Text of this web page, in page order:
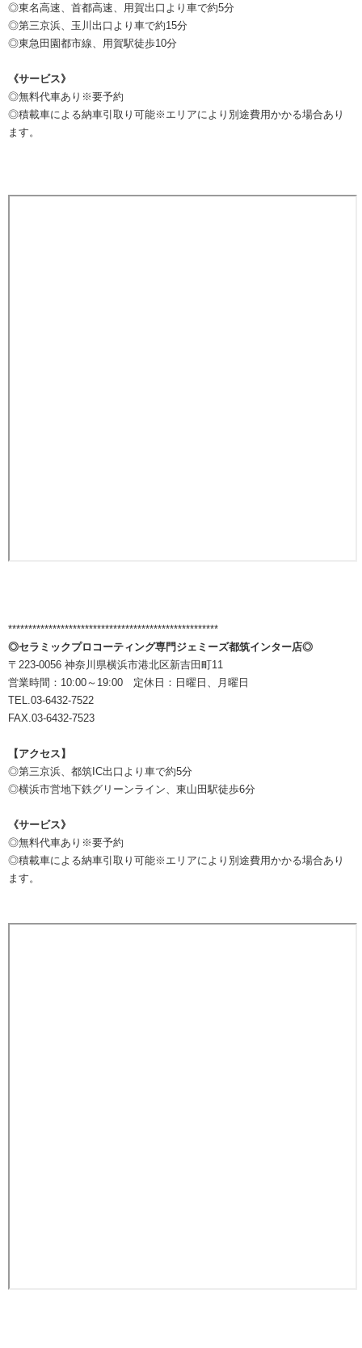
◎東名高速、首都高速、用賀出口より車で約5分
◎第三京浜、玉川出口より車で約15分
◎東急田園都市線、用賀駅徒歩10分
《サービス》
◎無料代車あり※要予約
◎積載車による納車引取り可能※エリアにより別途費用かかる場合あり
ます。
****************************************************
◎セラミックプロコーティング専門ジェミーズ都筑インター店◎
〒223-0056 神奈川県横浜市港北区新吉田町11
営業時間：10:00～19:00 定休日：日曜日、月曜日
TEL.03-6432-7522
FAX.03-6432-7523
【アクセス】
◎第三京浜、都筑IC出口より車で約5分
◎横浜市営地下鉄グリーンライン、東山田駅徒歩6分
《サービス》
◎無料代車あり※要予約
◎積載車による納車引取り可能※エリアにより別途費用かかる場合あり
ます。